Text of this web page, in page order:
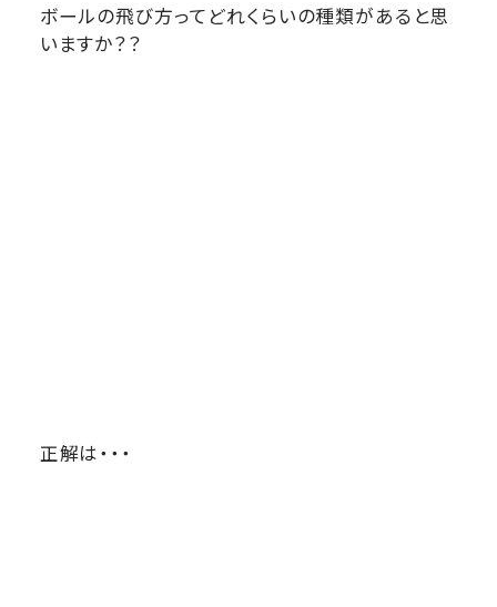
ボールの飛び方ってどれくらいの種類があると思
いますか？？
正解は・・・